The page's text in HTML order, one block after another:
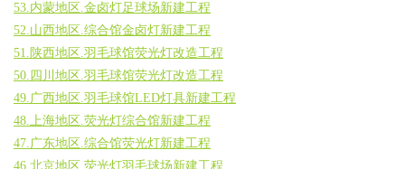
53.内蒙地区.金卤灯足球场新建工程
52.山西地区.综合馆金卤灯新建工程
51.陕西地区.羽毛球馆荧光灯改造工程
50.四川地区.羽毛球馆荧光灯改造工程
49.广西地区.羽毛球馆LED灯具新建工程
48.上海地区.荧光灯综合馆新建工程
47.广东地区.综合馆荧光灯新建工程
46.北京地区.荧光灯羽毛球场新建工程